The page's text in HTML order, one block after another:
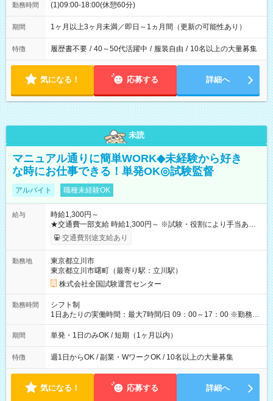
勤務時間 (1)09:00-18:00(休憩60分)
期間 1ヶ月以上3ヶ月未満／即日～1ヵ月間（更新の可能性あり）
特徴 履歴書不要 / 40～50代活躍中 / 服装自由 / 10名以上の大量募集
気になる！ 応募する 詳細へ
未読
マニュアル通りに簡単WORK◆未経験から好き
な時にお仕事できる！単発OK◎試験監督
アルバイト 職種未経験OK
給与
時給1,300円～
★交通費一部支給 時給1,300円～ ※試験・役割により手当あり
※勤務回数により昇給あり 【即給（前払い）オプションあ
り！】 希望される場合、勤務から1週間ほどで給与の一部を受け
例】 ・河合塾模擬試験 8:30～17:30（休憩1時間） 時給1,300円
×8時間＝日収10,400円＋交通費 ※当日の役割により時給＋100
円の場合あり ・国家試験 7:00～13:30（休憩なし） 時給1,300
円（役割手当＋100円）×6時間＝日収8,400円＋交通費 【試用期
間】試用期間なし
交通費別途支給あり
勤務地
東京都立川市
東京都立川市曙町（最寄り駅：立川駅）
株式会社全国試験運営センター
勤務時間
シフト制
1日あたりの実働時間：最大7時間/日 09：00～17：00 ※勤務時
間は 試験により異なります。
期間 単発・1日のみOK / 短期（1ヶ月以内）
特徴 週1日からOK / 副業・WワークOK / 10名以上の大量募集
気になる！ 応募する 詳細へ